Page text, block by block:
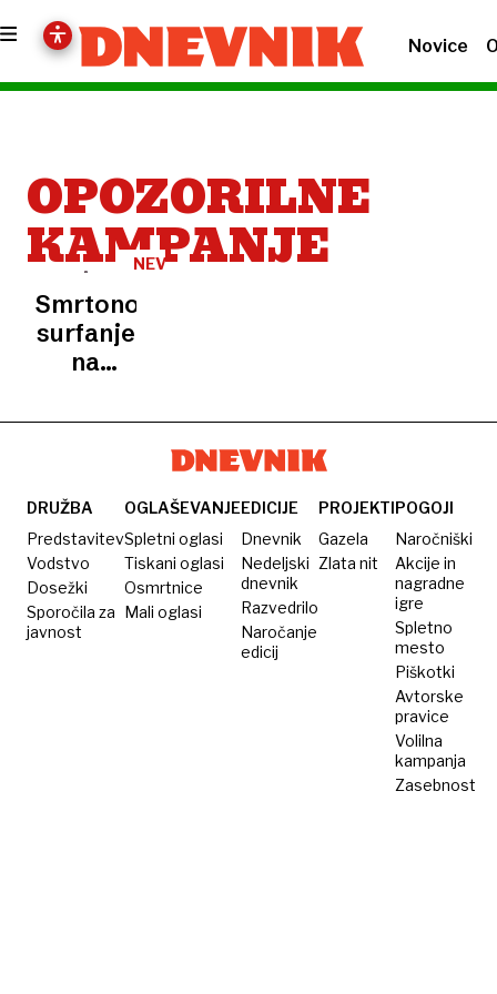
Novice
OPOZORILNE
KAMPANJE
NEVAREN
Smrtonosno
surfanje
na
podzemne
DRUŽBA
Predstavitev
Vodstvo
Dosežki
Sporočila za
javnost
OGLAŠEVANJE
Spletni oglasi
Tiskani oglasi
Osmrtnice
Mali oglasi
EDICIJE
Dnevnik
Nedeljski
dnevnik
Razvedrilo
Naročanje
edicij
PROJEKTI
Gazela
Zlata nit
POGOJI
Naročniški
Akcije in
nagradne
igre
Spletno
mesto
Piškotki
Avtorske
pravice
Volilna
kampanja
Zasebnost